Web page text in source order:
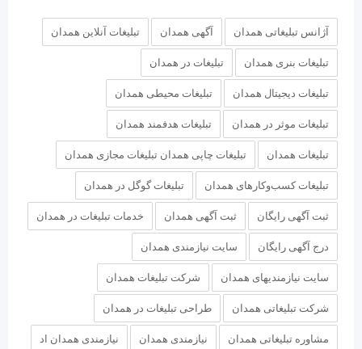
آژانس تبلیغاتی همدان آگهی همدان تبلیغات آنلاین همدان
تبلیغات بنری همدان تبلیغات در همدان
تبلیغات دیجیتال همدان تبلیغات محیطی همدان
تبلیغات موثر در همدان تبلیغات هدفمند همدان
تبلیغات همدان تبلیغات چاپی همدان تبلیغات مجازی همدان
تبلیغات کسب‌وکارهای همدان تبلیغات گوگل در همدان
ثبت آگهی رایگان ثبت آگهی همدان خدمات تبلیغات در همدان
درج آگهی رایگان سایت نیازمندی همدان
سایت نیازمندیهای همدان شرکت تبلیغات همدان
شرکت تبلیغاتی همدان طراحی تبلیغات در همدان
مشاوره تبلیغاتی همدان نیازمندی همدان نیازمندی همدان اد